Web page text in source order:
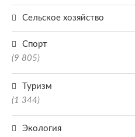
Сельское хозяйство
Спорт
(9 805)
Туризм
(1 344)
Экология